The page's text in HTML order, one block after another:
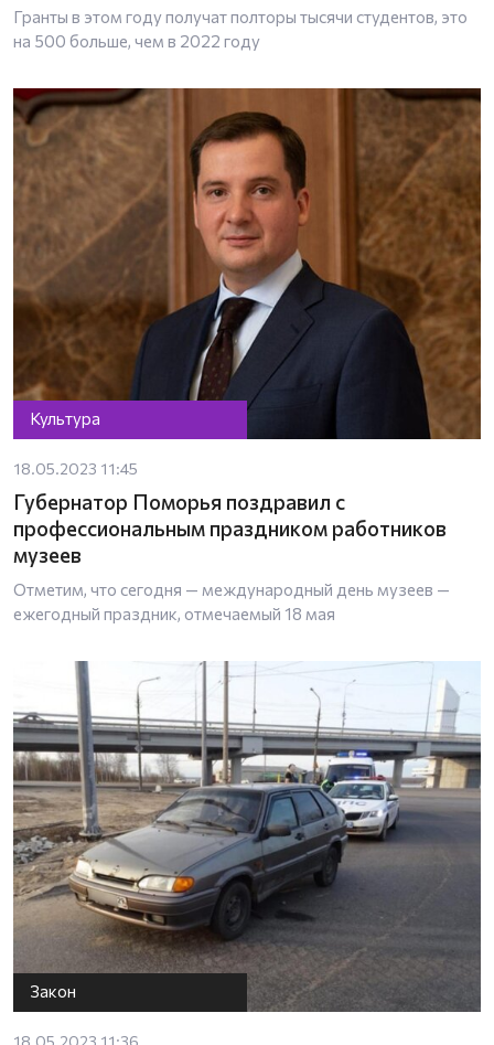
Гранты в этом году получат полторы тысячи студентов, это
на 500 больше, чем в 2022 году
Культура
18.05.2023 11:45
Губернатор Поморья поздравил с
профессиональным праздником работников
музеев
Отметим, что сегодня — международный день музеев —
ежегодный праздник, отмечаемый 18 мая
Закон
18.05.2023 11:36